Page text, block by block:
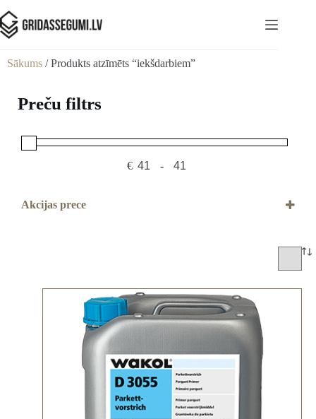
Sākums / Produkts atzīmēts “iekšdarbiem”
Preču filtrs
€ Minimum Price
-
Maximum Price
Akcijas prece